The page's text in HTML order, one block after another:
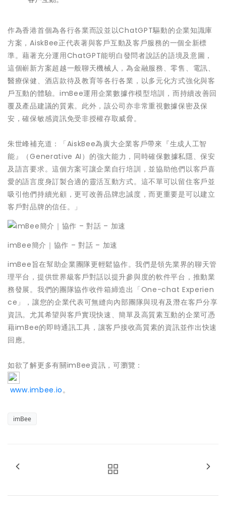
作為香港首個為各行各業而設並以ChatGPT驅動的企業知識庫
方案，AiskBee正代表著與客戶互動及客戶服務的一個全新標
準。藉著充分運用ChatGPT能明白發問者說話的語境及意圖，
這個嶄新方案超越一般聊天機械人，為金融服務、零售、電訊、
醫療保健、酒店款待及教育等各行各業，以多元化方式強化與客
戶互動的體驗。imBee運用企業數據作模型培訓，而持續改善回
覆及產品建議的質素。此外，該公司亦非常重視數據保密及保
安，確保敏感資訊免受非授權存取威脅。
朱世峰補充道：「AiskBee為廣大企業客戶帶來『生成人工智
能』（Generative AI）的強大能力，同時確保數據私隱、保安
及語言要求。這個方案可讓企業自行培訓，並協助他們以客戶喜
愛的語言度身訂製合適的靈活互動方式。這不單可以留住客戶並
吸引他們持續光顧，更可改善品牌忠誠度，而更重要是可以建立
客戶對品牌的信任。」
imBee簡介｜協作 – 對話 – 加速
imBee旨在幫助企業團隊更輕鬆協作。我們是領先業界的聊天管
理平台，提供世界級客戶對話以提升參與度的軟件平台，推動業
務發展。我們的團隊協作收件箱締造出「One-chat Experien
ce」，讓您的企業代表可無縫向內部團隊與現有及潛在客戶分享
資訊。尤其希望與客戶實現快速、簡單及高質素互動的企業可憑
藉imBee的即時通訊工具，讓客戶接收高質素的資訊並作出快速
回應。
如欲了解更多有關imBee資訊，可瀏覽：
www.imbee.io。
imBee